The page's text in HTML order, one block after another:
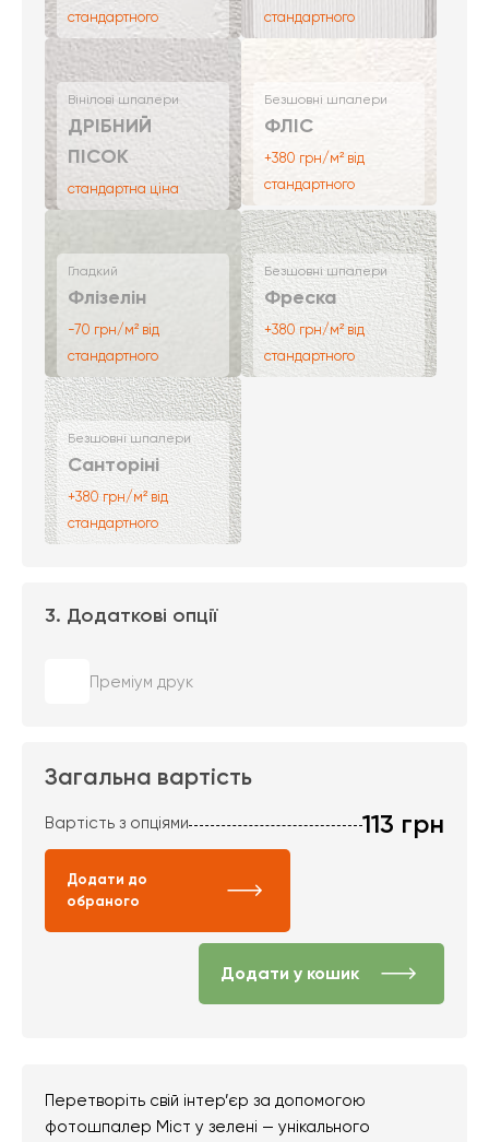
стандартного
стандартного
Вінілові шпалери
ДРІБНИЙ
ПІСОК
стандартна ціна
Безшовні шпалери
ФЛІС
+380 грн/м² від
стандартного
Гладкий
Флізелін
-70 грн/м² від
стандартного
Безшовні шпалери
Фреска
+380 грн/м² від
стандартного
Безшовні шпалери
Санторіні
+380 грн/м² від
стандартного
3. Додаткові опції
Преміум друк
Загальна вартість
Вартість з опціями 113 грн
Додати до
обраного
Додати у кошик
Перетворіть свій інтер’єр за допомогою
фотошпалер Міст у зелені — унікального